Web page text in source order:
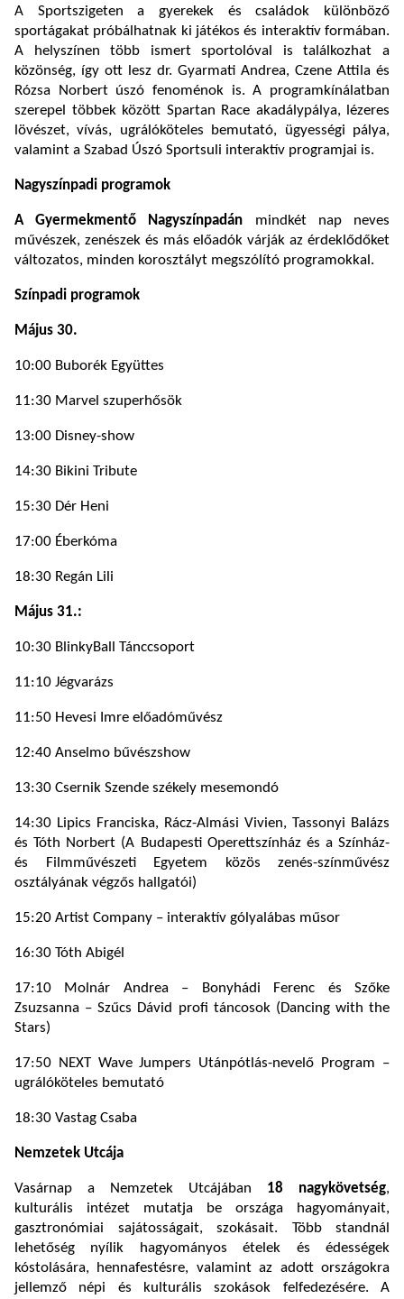
A Sportszigeten a gyerekek és családok különböző
sportágakat próbálhatnak ki játékos és interaktív formában.
A helyszínen több ismert sportolóval is találkozhat a
közönség, így ott lesz dr. Gyarmati Andrea, Czene Attila és
Rózsa Norbert úszó fenoménok is. A programkínálatban
szerepel többek között Spartan Race akadálypálya, lézeres
lövészet, vívás, ugrálóköteles bemutató, ügyességi pálya,
valamint a Szabad Úszó Sportsuli interaktív programjai is.
Nagyszínpadi programok
A Gyermekmentő Nagyszínpadán mindkét nap neves
művészek, zenészek és más előadók várják az érdeklődőket
változatos, minden korosztályt megszólító programokkal.
Színpadi programok
Május 30.
10:00 Buborék Együttes
11:30 Marvel szuperhősök
13:00 Disney-show
14:30 Bikini Tribute
15:30 Dér Heni
17:00 Éberkóma
18:30 Regán Lili
Május 31.:
10:30 BlinkyBall Tánccsoport
11:10 Jégvarázs
11:50 Hevesi Imre előadóművész
12:40 Anselmo bűvészshow
13:30 Csernik Szende székely mesemondó
14:30 Lipics Franciska, Rácz-Almási Vivien, Tassonyi Balázs
és Tóth Norbert (A Budapesti Operettszínház és a Színház-
és Filmművészeti Egyetem közös zenés-színművész
osztályának végzős hallgatói)
15:20 Artist Company – interaktív gólyalábas műsor
16:30 Tóth Abigél
17:10 Molnár Andrea – Bonyhádi Ferenc és Szőke
Zsuzsanna – Szűcs Dávid profi táncosok (Dancing with the
Stars)
17:50 NEXT Wave Jumpers Utánpótlás-nevelő Program –
ugrálóköteles bemutató
18:30 Vastag Csaba
Nemzetek Utcája
Vasárnap a Nemzetek Utcájában 18 nagykövetség,
kulturális intézet mutatja be országa hagyományait,
gasztronómiai sajátosságait, szokásait. Több standnál
lehetőség nyílik hagyományos ételek és édességek
kóstolására, hennafestésre, valamint az adott országokra
jellemző népi és kulturális szokások felfedezésére. A